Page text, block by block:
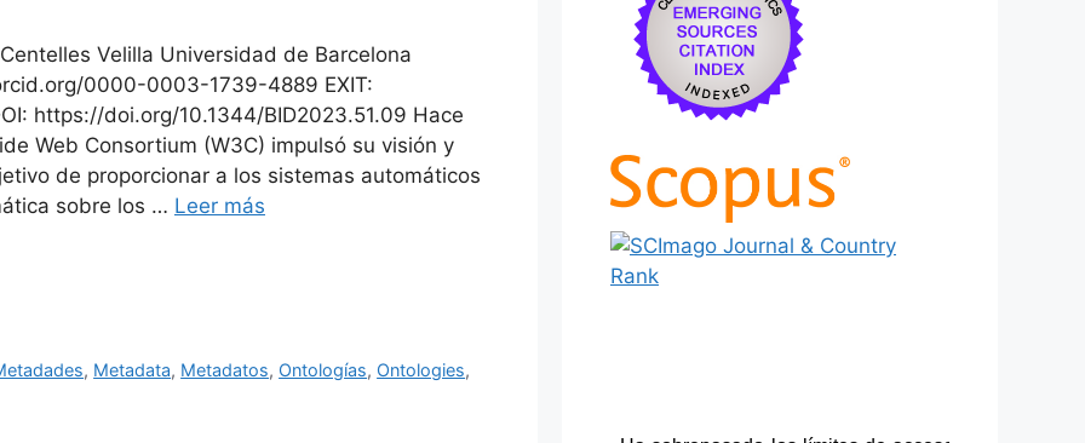
Velilla Universidad de Barcelona
0000-0003-1739-4889 EXIT:
https://doi.org/10.1344/BID2023.51.09 Hace
Web Consortium (W3C) impulsó su visión y
de proporcionar a los sistemas automáticos
sobre los … Leer más
, Metadata, Metadatos, Ontologías, Ontologies,